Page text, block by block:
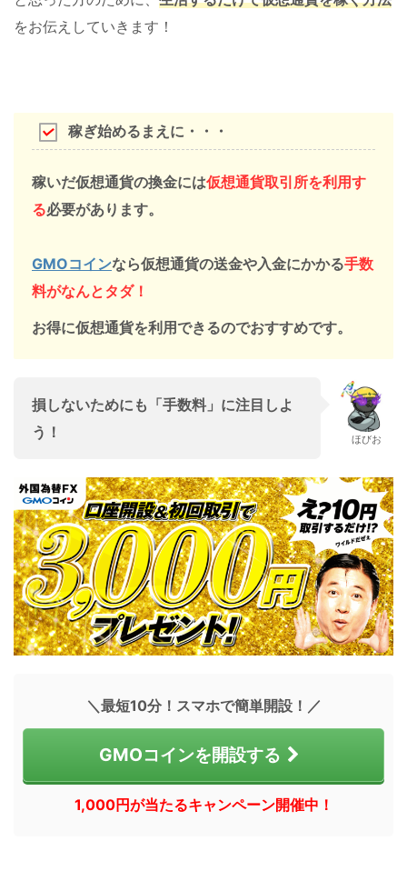
をお伝えしていきます！
稼ぎ始めるまえに・・・
稼いだ仮想通貨の換金には仮想通貨取引所を利用す
る必要があります。
GMOコインなら仮想通貨の送金や入金にかかる手数
料がなんとタダ！
お得に仮想通貨を利用できるのでおすすめです。
損しないためにも「手数料」 に注目 しよ
う！
ほびお
＼最短10分！スマホで簡単開設！／
GMOコインを開設する
1,000円が当たるキャンペーン開催中！